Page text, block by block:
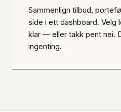
Sammenlign tilbud,
side i ett dashboard. Velg
klar — eller takk pent nei.
ingenting.